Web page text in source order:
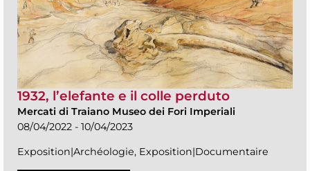
1932, l’elefante e il colle perduto
Mercati di Traiano Museo dei Fori Imperiali
08/04/2022 - 10/04/2023
Exposition|Archéologie, Exposition|Documentaire